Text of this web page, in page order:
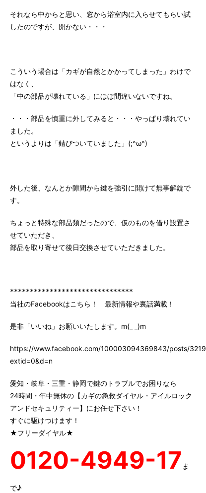
それなら中からと思い、窓から浴室内に入らせてもらい試
したのですが、開かない・・・
こういう場合は「カギが自然とかかってしまった」わけで
はなく、
「中の部品が壊れている」にほぼ間違いないですね。
・・・部品を慎重に外してみると・・・やっぱり壊れてい
ました。
というよりは「錆びついていました」(;^ω^)
外した後、なんとか隙間から鍵を強引に開けて無事解錠で
す。
ちょっと特殊な部品類だったので、仮のものを借り設置さ
せていただき、
部品を取り寄せて後日交換させていただきました。
*******************************
当社のFacebookはこちら！ 最新情報や裏話満載！
是非「いいね」お願いいたします。m(_ _)m
https://www.facebook.com/100003094369843/posts/
extid=0&d=n
愛知・岐阜・三重・静岡で鍵のトラブルでお困りなら
24時間・年中無休の【カギの急救ダイヤル・アイルロック
アンドセキュリティー】にお任せ下さい！
すぐに駆けつけます！
★フリーダイヤル★
0120-4949-17 ま
で♪